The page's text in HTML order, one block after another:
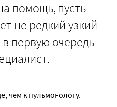
помощь, пусть
не редкий узкий
в первую очередь
чем к пульмонологу.